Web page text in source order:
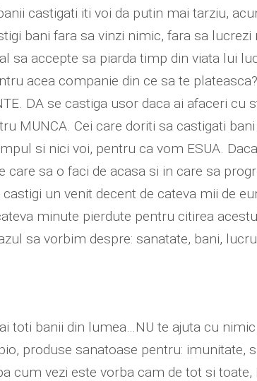
castigati iti voi da putin mai tarziu,
bani fara sa vinzi nimic, fara sa lucrezi
sa accepte sa piarda timp din viata lui
acea companie din ce sa te
DA se castiga usor daca ai afaceri cu
MUNCA. Cei care doriti sa castigati
si nici voi, pentru ca vom ESUA.
sa o faci de acasa si in care sa
un venit decent de cateva mii de
minute pierdute pentru citirea
sa vorbim despre: sanatate, bani,
toti banii din lumea…NU te ajuta cu
produse sanatoase pentru: imunitate,
cum vezi este vorba cam de tot si toate,